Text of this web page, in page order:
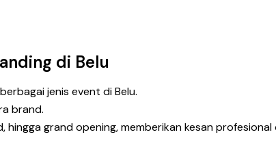
di Belu
jenis event di Belu.
brand.
grand opening, memberikan kesan profesional